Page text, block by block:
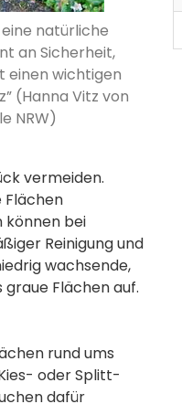
natürliche
an Sicherheit,
einen wichtigen
(Hanna Vitz von
NRW)
vermeiden.
Flächen
können bei
Reinigung und
wachsende,
Flächen auf.
rund ums
oder Splitt-
dafür